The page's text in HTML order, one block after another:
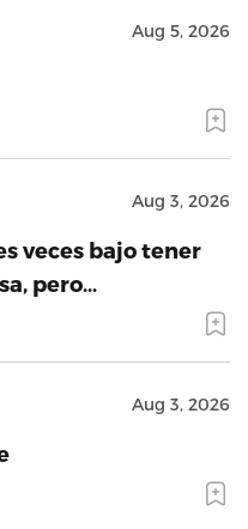
Aug 5, 2026
Aug 3, 2026
veces bajo tener
pero…
Aug 3, 2026